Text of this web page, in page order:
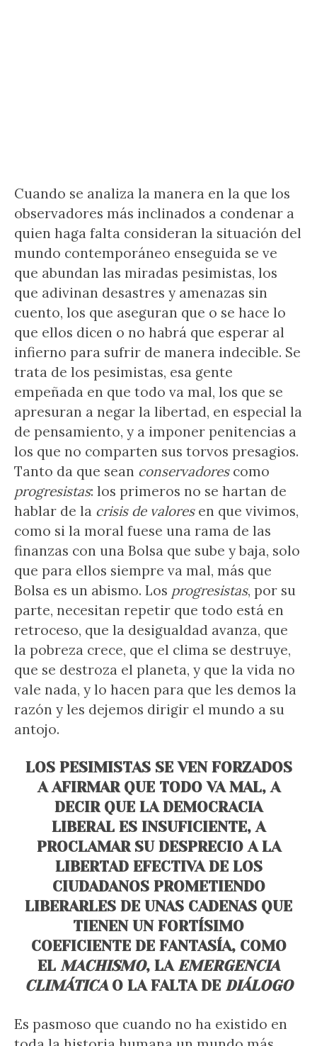
Cuando se analiza la manera en la que los
observadores más inclinados a condenar a
quien haga falta consideran la situación del
mundo contemporáneo enseguida se ve
que abundan las miradas pesimistas, los
que adivinan desastres y amenazas sin
cuento, los que aseguran que o se hace lo
que ellos dicen o no habrá que esperar al
infierno para sufrir de manera indecible. Se
trata de los pesimistas, esa gente
empeñada en que todo va mal, los que se
apresuran a negar la libertad, en especial la
de pensamiento, y a imponer penitencias a
los que no comparten sus torvos presagios.
Tanto da que sean conservadores como
progresistas: los primeros no se hartan de
hablar de la crisis de valoresen que vivimos,
como si la moral fuese una rama de las
finanzas con una Bolsa que sube y baja, solo
que para ellos siempre va mal, más que
Bolsa es un abismo. Los progresistas, por su
parte, necesitan repetir que todo está en
retroceso, que la desigualdad avanza, que
la pobreza crece, que el clima se destruye,
que se destroza el planeta, y que la vida no
vale nada, y lo hacen para que les demos la
razón y les dejemos dirigir el mundo a su
antojo.
LOS PESIMISTAS SE VEN FORZADOS
A AFIRMAR QUE TODO VA MAL, A
DECIR QUE LA DEMOCRACIA
LIBERAL ES INSUFICIENTE, A
PROCLAMAR SU DESPRECIO A LA
LIBERTAD EFECTIVA DE LOS
CIUDADANOS PROMETIENDO
LIBERARLES DE UNAS CADENAS QUE
TIENEN UN FORTÍSIMO
COEFICIENTE DE FANTASÍA, COMO
EL MACHISMO, LA EMERGENCIA
CLIMÁTICAO LA FALTA DE DIÁLOGO
Es pasmoso que cuando no ha existido en